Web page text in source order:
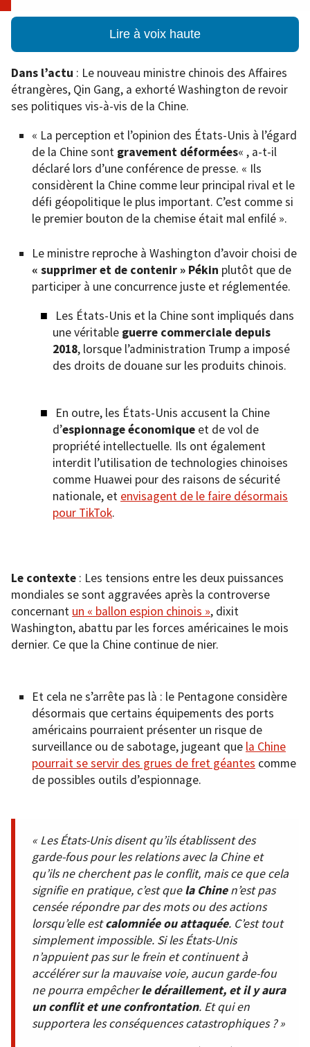
Lire à voix haute
Dans l’actu : Le nouveau ministre chinois des Affaires
étrangères, Qin Gang, a exhorté Washington de revoir
ses politiques vis-à-vis de la Chine.
« La perception et l’opinion des États-Unis à l’égard
de la Chine sont gravement déformées« , a-t-il
déclaré lors d’une conférence de presse. « Ils
considèrent la Chine comme leur principal rival et le
défi géopolitique le plus important. C’est comme si
le premier bouton de la chemise était mal enfilé ».
Le ministre reproche à Washington d’avoir choisi de
« supprimer et de contenir » Pékin plutôt que de
participer à une concurrence juste et réglementée.
Les États-Unis et la Chine sont impliqués dans
une véritable guerre commerciale depuis
2018, lorsque l’administration Trump a imposé
des droits de douane sur les produits chinois.
En outre, les États-Unis accusent la Chine
d’espionnage économique et de vol de
propriété intellectuelle. Ils ont également
interdit l’utilisation de technologies chinoises
comme Huawei pour des raisons de sécurité
nationale, et envisagent de le faire désormais
pour TikTok.
Le contexte : Les tensions entre les deux puissances
mondiales se sont aggravées après la controverse
concernant un « ballon espion chinois », dixit
Washington, abattu par les forces américaines le mois
dernier. Ce que la Chine continue de nier.
Et cela ne s’arrête pas là : le Pentagone considère
désormais que certains équipements des ports
américains pourraient présenter un risque de
surveillance ou de sabotage, jugeant que la Chine
pourrait se servir des grues de fret géantes comme
de possibles outils d’espionnage.
« Les États-Unis disent qu’ils établissent des
garde-fous pour les relations avec la Chine et
qu’ils ne cherchent pas le conflit, mais ce que cela
signifie en pratique, c’est quela Chinen’est pas
censée répondre par des mots ou des actions
lorsqu’elle estcalomniée ou attaquée. C’est tout
simplement impossible. Si les États-Unis
n’appuient pas sur le frein et continuent à
accélérer sur la mauvaise voie, aucun garde-fou
ne pourra empêcherle déraillement, et il y aura
un conflit et une confrontation. Et qui en
supportera les conséquences catastrophiques ? »